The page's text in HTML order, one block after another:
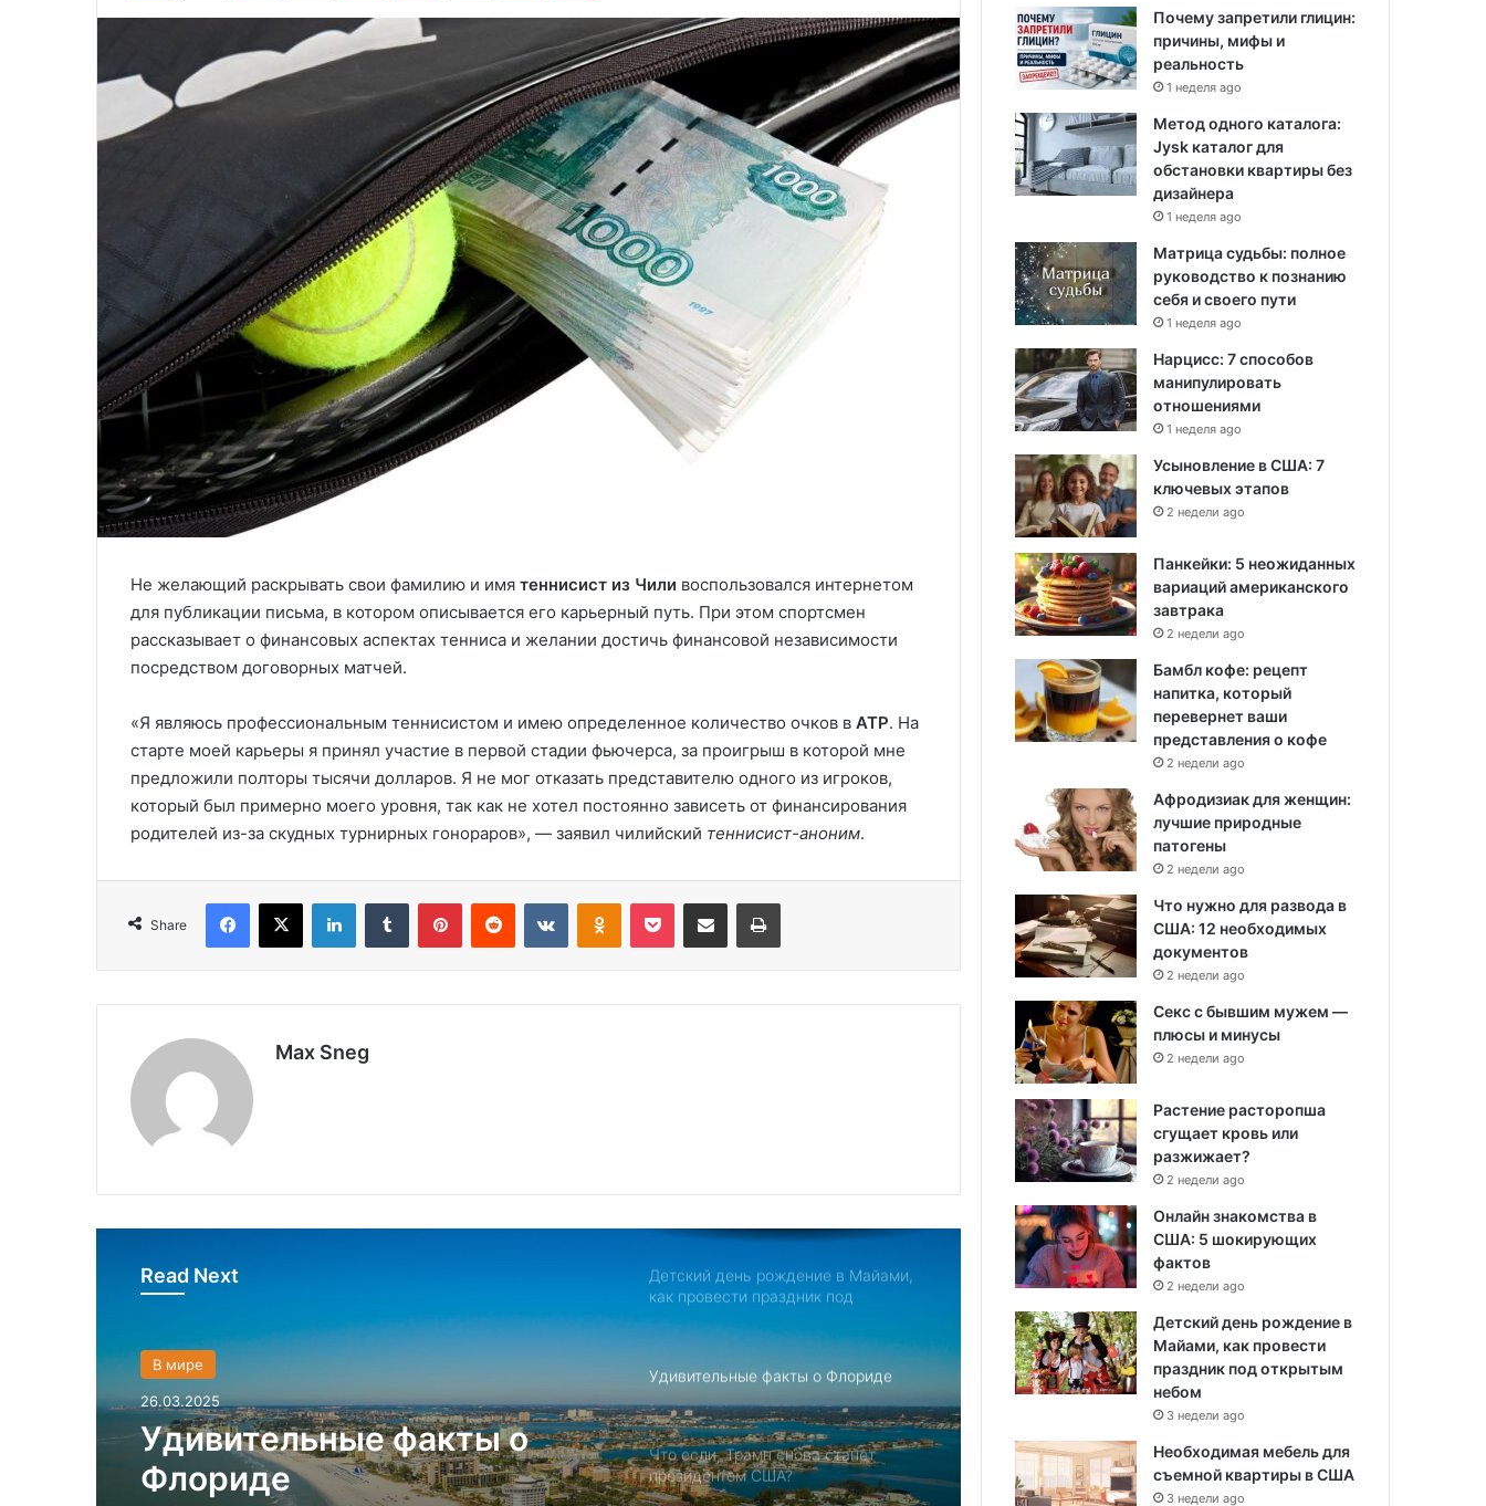
Не желающий раскрывать свои фамилию и имя теннисист из Чили воспользовался интернетом
для публикации письма, в котором описывается его карьерный путь. При этом спортсмен
рассказывает о финансовых аспектах тенниса и желании достичь финансовой независимости
посредством договорных матчей.
«Я являюсь профессиональным теннисистом и имею определенное количество очков в АТР. На
старте моей карьеры я принял участие в первой стадии фьючерса, за проигрыш в которой мне
предложили полторы тысячи долларов. Я не мог отказать представителю одного из игроков,
который был примерно моего уровня, так как не хотел постоянно зависеть от финансирования
родителей из-за скудных турнирных гонораров», — заявил чилийский теннисист-аноним.
Share
Max Sneg
Read Next
В мире
26.03.2025
Удивительные факты о
Флориде
Анализ событий в Крокусе, что на
хронология событий.
директоров МВФ
Дом с привидениями в Америке,
создании «НАТО в азиатском стиле»
Детский день рождение в Майами,
как провести праздник под
Удивительные факты о Флориде
Что если, Трамп снова станет
президентом США?
Почему запретили глицин:
причины, мифы и
реальность
1 неделя ago
Метод одного каталога:
Jysk каталог для
обстановки квартиры без
дизайнера
1 неделя ago
Матрица судьбы: полное
руководство к познанию
себя и своего пути
1 неделя ago
Нарцисс: 7 способов
манипулировать
отношениями
1 неделя ago
Усыновление в США: 7
ключевых этапов
2 недели ago
Панкейки: 5 неожиданных
вариаций американского
завтрака
2 недели ago
Бамбл кофе: рецепт
напитка, который
перевернет ваши
представления о кофе
2 недели ago
Афродизиак для женщин:
лучшие природные
патогены
2 недели ago
Что нужно для развода в
США: 12 необходимых
документов
2 недели ago
Секс с бывшим мужем —
плюсы и минусы
2 недели ago
Растение расторопша
сгущает кровь или
разжижает?
2 недели ago
Онлайн знакомства в
США: 5 шокирующих
фактов
2 недели ago
Детский день рождение в
Майами, как провести
праздник под открытым
небом
3 недели ago
Необходимая мебель для
съемной квартиры в США
3 недели ago